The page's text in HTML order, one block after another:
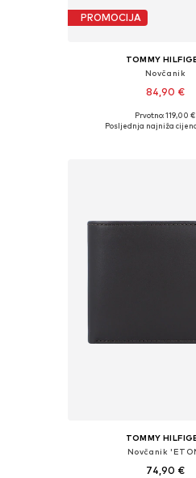
PROMOCIJA
TOMMY
Novčanik
84,90 €
Dostupne veličine:
Prvotno: 119,00 €
Posljednja najniža
TOMMY
Novčanik
74,90 €